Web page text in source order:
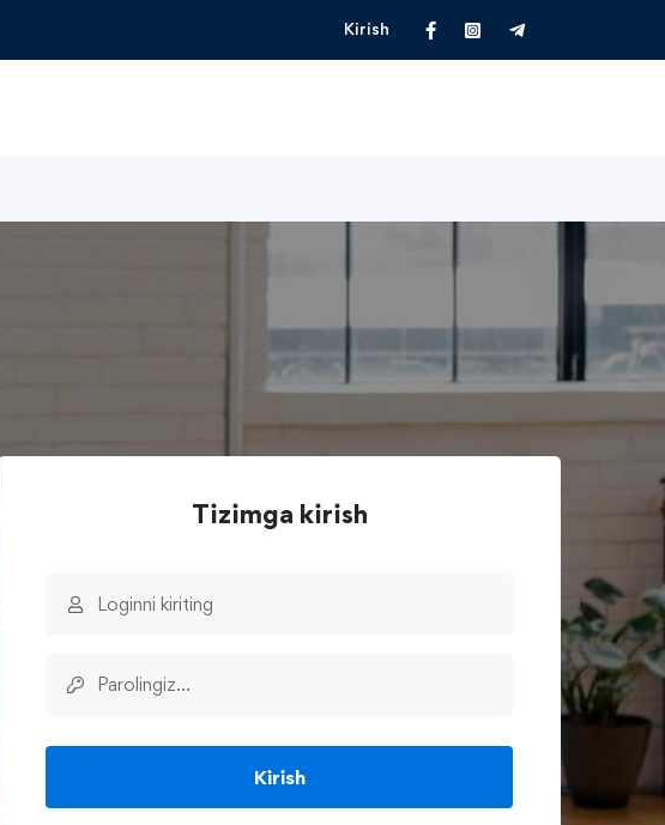
Kirish
Tizimga kirish
Kirish